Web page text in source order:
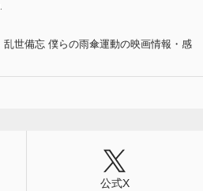
乱世備忘 僕らの雨傘運動の映画情報・感
公式X